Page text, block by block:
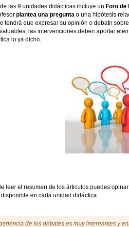
las 9 unidades didácticas incluye un Foro de
plantea una pregunta o una hipótesis
tendrá que expresar su opinión o debatir
las intervenciones deben aportar
lo ya dicho.
leer el resumen de los árticulos puedes
en cada unidad didáctica.
de los debates es muy intereantes y